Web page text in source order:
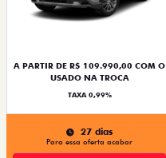
A PARTIR DE R$ 109.990,00 COM O
USADO NA TROCA
TAXA 0,99%
27 dias
Para essa oferta acabar